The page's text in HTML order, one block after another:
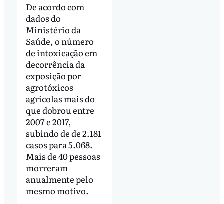
De acordo com
dados do
Ministério da
Saúde, o número
de intoxicação em
decorrência da
exposição por
agrotóxicos
agrícolas mais do
que dobrou entre
2007 e 2017,
subindo de de 2.181
casos para 5.068.
Mais de 40 pessoas
morreram
anualmente pelo
mesmo motivo.